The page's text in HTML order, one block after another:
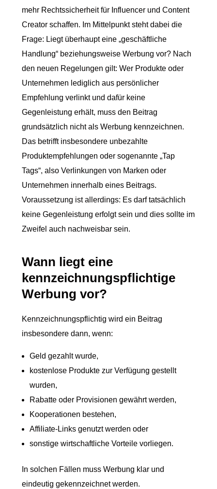
mehr Rechtssicherheit für Influencer und Content
Creator schaffen. Im Mittelpunkt steht dabei die
Frage: Liegt überhaupt eine „geschäftliche
Handlung“ beziehungsweise Werbung vor? Nach
den neuen Regelungen gilt: Wer Produkte oder
Unternehmen lediglich aus persönlicher
Empfehlung verlinkt und dafür keine
Gegenleistung erhält, muss den Beitrag
grundsätzlich nicht als Werbung kennzeichnen.
Das betrifft insbesondere unbezahlte
Produktempfehlungen oder sogenannte „Tap
Tags“, also Verlinkungen von Marken oder
Unternehmen innerhalb eines Beitrags.
Voraussetzung ist allerdings: Es darf tatsächlich
keine Gegenleistung erfolgt sein und dies sollte im
Zweifel auch nachweisbar sein.
Wann liegt eine
kennzeichnungspflichtige
Werbung vor?
Kennzeichnungspflichtig wird ein Beitrag
insbesondere dann, wenn:
Geld gezahlt wurde,
kostenlose Produkte zur Verfügung gestellt
wurden,
Rabatte oder Provisionen gewährt werden,
Kooperationen bestehen,
Affiliate-Links genutzt werden oder
sonstige wirtschaftliche Vorteile vorliegen.
In solchen Fällen muss Werbung klar und
eindeutig gekennzeichnet werden.